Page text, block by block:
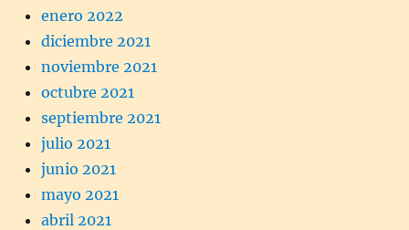
enero 2022
diciembre 2021
noviembre 2021
octubre 2021
septiembre 2021
julio 2021
junio 2021
mayo 2021
abril 2021